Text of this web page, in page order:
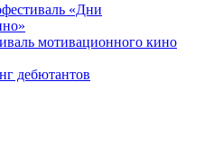
«Дни
мотивационного кино
дебютантов